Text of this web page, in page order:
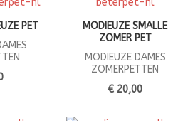
PET
MODIEUZE SMALLE
ZOMER PET
MODIEUZE DAMES
ZOMERPETTEN
€ 20,00